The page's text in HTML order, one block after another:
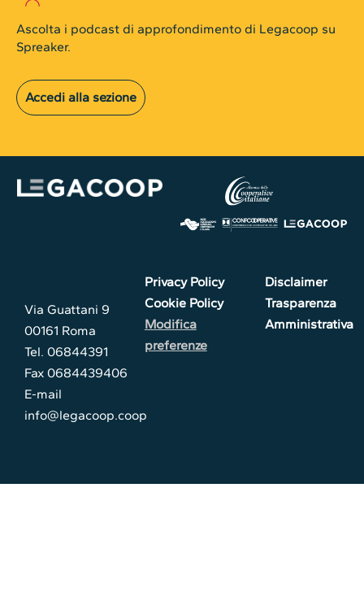
Ascolta i podcast di approfondimento di Legacoop su
Spreaker.
Accedi alla sezione
Via Guattani 9
00161 Roma
Tel. 06844391
Fax 0684439406
E-mail
info@legacoop.coop
Privacy Policy
Cookie Policy
Modifica
preferenze
Disclaimer
Trasparenza
Amministrativa